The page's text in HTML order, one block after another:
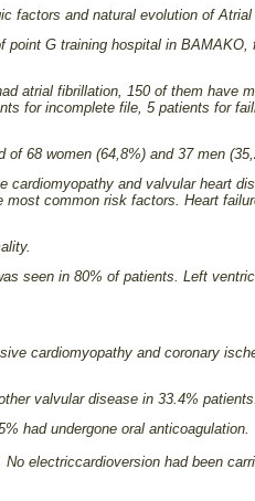
factors and natural evolution of Atrial
G training hospital in BAMAKO,
atrial fibrillation, 150 of them have
for incomplete file, 5 patients for
of 68 women (64,8%) and 37 men
cardiomyopathy and valvular heart
common risk factors. Heart
seen in 80% of patients. Left
cardiomyopathy and coronary
valvular disease in 33.4% patients.
had undergone oral anticoagulation.
electriccardioversion had been